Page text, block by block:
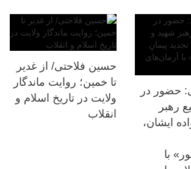
حضور در
رهبر
ایشان،
با
حسین فلاحتی/ از غدیر
تا خمین؛ روایت ماندگار
ولایت در تاریخ اسلام و
انقلاب